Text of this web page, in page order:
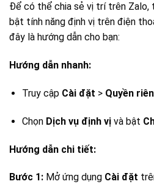
Để có thể chia sẻ vị trí trên Zalo,
bật tính năng định vị trên điện
đây là hướng dẫn cho bạn:
Hướng dẫn nhanh:
Truy cập Cài đặt > Quyền
Chọn Dịch vụ định vịvà bật
Hướng dẫn chi tiết:
Bước 1: Mở ứng dụng Cài đặt